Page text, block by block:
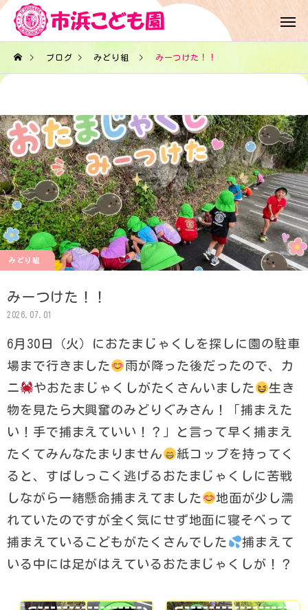
ブログ みどり組 みーつけた！！
みどり組
みーつけた！！
2026.07.01
6月30日（火）におたまじゃくしを探しに園の駐車
場まで行きました
雨が降った後だったので、カ
ニ
やおたまじゃくしがたくさんいました
生き
物を見たら大興奮のみどりぐみさん！「捕まえた
い！手で捕まえていい！？」と言って早く捕まえ
たくてみんなたまりません
紙コップを持ってく
ると、すばしっこく逃げるおたまじゃくしに苦戦
しながら一緒懸命捕まえてました
地面が少し濡
れていたのですが全く気にせず地面に寝そべって
捕まえているこどもがたくさんでした
捕まえて
いる中には足がはえているおたまじゃくしが！？